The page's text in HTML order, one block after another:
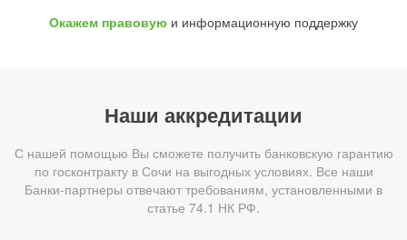
Окажем правовую и информационную поддержку
Наши аккредитации
С нашей помощью Вы сможете получить банковскую гарантию
по госконтракту в Сочи на выгодных условиях. Все наши
Банки-партнеры отвечают требованиям, установленными в
статье 74.1 НК РФ.